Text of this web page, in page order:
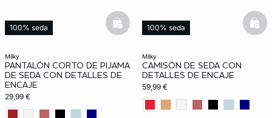
milky
PANTALÓN CORTO DE PIJAMA
DE SEDA CON DETALLES DE
ENCAJE
29,99 €
100% seda basketfull
milky
CAMISÓN DE SEDA CON
DETALLES DE ENCAJE
59,99 €
100% seda